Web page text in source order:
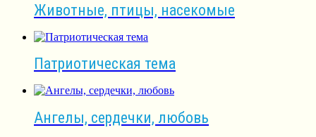
Животные, птицы, насекомые
Патриотическая тема
Ангелы, сердечки, любовь